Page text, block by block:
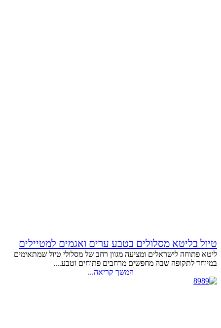
טיול בליטא מסלולים בטבע ערים ואגמים למטיילים
ליטא פתוחה לישראלים ומציעה מגוון רחב של מסלולי טיול שמתאימים
במיוחד לתקופה שבה מחפשים מרחבים פתוחים וטבע....
המשך קריאה...